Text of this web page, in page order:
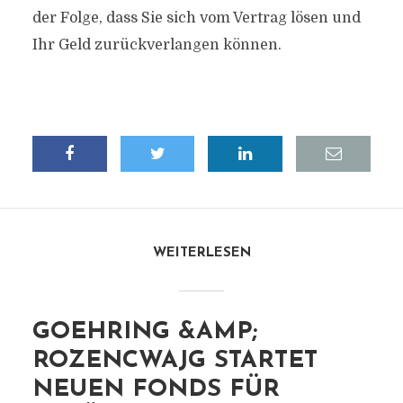
der Folge, dass Sie sich vom Vertrag lösen und
Ihr Geld zurückverlangen können.
WEITERLESEN
GOEHRING &AMP;
ROZENCWAJG STARTET
NEUEN FONDS FÜR